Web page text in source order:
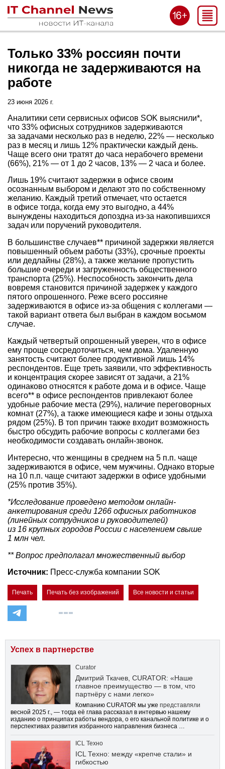
Только 33% россиян почти
никогда не задерживаются на
работе
23 июня 2026 г.
Аналитики сети сервисных офисов SOK выяснили*,
что 33% офисных сотрудников задерживаются
за задачами несколько раз в неделю, 22% — несколько
раз в месяц и лишь 12% практически каждый день.
Чаще всего они тратят до часа нерабочего времени
(66%), 21% — от 1 до 2 часов, 13% — 2 часа и более.
Лишь 19% считают задержки в офисе своим
осознанным выбором и делают это по собственному
желанию. Каждый третий отмечает, что остается
в офисе тогда, когда ему это выгодно, а 44%
вынуждены находиться допоздна из-за накопившихся
задач или поручений руководителя.
В большинстве случаев** причиной задержки является
повышенный объем работы (33%), срочные проекты
или дедлайны (28%), а также желание пропустить
большие очереди и загруженность общественного
транспорта (25%). Неспособность закончить дела
вовремя становится причиной задержек у каждого
пятого опрошенного. Реже всего россияне
задерживаются в офисе из-за общения с коллегами —
такой вариант ответа был выбран в каждом восьмом
случае.
Каждый четвертый опрошенный уверен, что в офисе
ему проще сосредоточиться, чем дома. Удаленную
занятость считают более продуктивной лишь 14%
респондентов. Еще треть заявили, что эффективность
и концентрация скорее зависят от задачи, а 21%
одинаково относятся к работе дома и в офисе. Чаще
всего** в офисе респондентов привлекают более
удобные рабочие места (29%), наличие переговорных
комнат (27%), а также имеющиеся кафе и зоны отдыха
рядом (25%). В топ причин также входит возможность
быстро обсудить рабочие вопросы с коллегами без
необходимости создавать онлайн-звонок.
Интересно, что женщины в среднем на 5 п.п. чаще
задерживаются в офисе, чем мужчины. Однако вторые
на 10 п.п. чаще считают задержки в офисе удобными
(25% против 35%).
*Исследование проведено методом онлайн-
анкетирования среди 1266 офисных работников
(линейных сотрудников и руководителей)
из 16 крупных городов России с населением свыше
1 млн чел.
** Вопрос предполагал множественный выбор
Источник: Пресс-служба компании SOK
Печать Печать без изображений Все новости и статьи
Успех в партнерстве
Curator
Дмитрий Ткачев, CURATOR: «Наше
главное преимущество — в том, что
партнёру с нами легко»
Компанию CURATOR мы уже представляли
весной 2025 г., — тогда её глава рассказал в интервью нашему
изданию о принципах работы вендора, о его канальной политике и о
перспективах развития избранного направления бизнеса …
ICL Техно
ICL Техно: между «крепче стали» и
гибкостью